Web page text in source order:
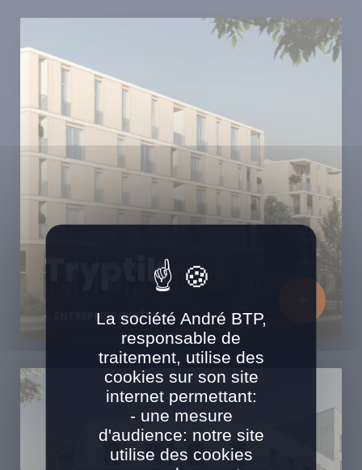
ENTREPRISE GÉNÉRALE
Tryptik
La société André BTP,
responsable de
traitement, utilise des
cookies sur son site
internet permettant:
- une mesure
d'audience: notre site
utilise des cookies